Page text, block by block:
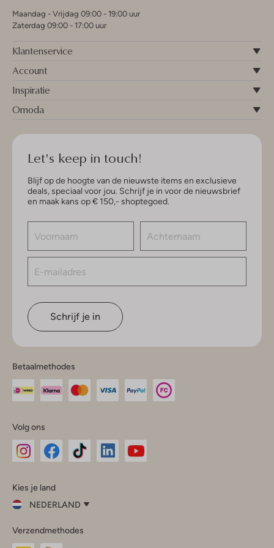
Maandag - Vrijdag 09:00 - 19:00 uur
Zaterdag 09:00 - 17:00 uur
Klantenservice
Account
Inspiratie
Omoda
Let's keep in touch!
Blijf op de hoogte van de nieuwste items en exclusieve
deals, speciaal voor jou. Schrijf je in voor de nieuwsbrief
en maak kans op € 150,- shoptegoed.
Schrijf je in
Betaalmethodes
Volg ons
InstagramFacebook
Kies je land
NEDERLAND
je
land
Verzendmethodes